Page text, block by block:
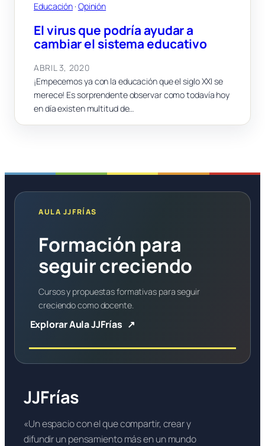
Educación · Opinión
El virus que podría ayudar a
cambiar el sistema educativo
ABRIL 3, 2020
¡Empecemos ya con la educación que el siglo XXI se
merece! Es sorprendente observar como todavía hoy
en día existen multitud de…
AULA JJFRÍAS
Formación para
seguir creciendo
Cursos y propuestas formativas para seguir
creciendo como docente.
Explorar Aula JJFrías
JJFrías
«Un espacio con el que compartir, crear y
difundir un pensamiento más en un mundo